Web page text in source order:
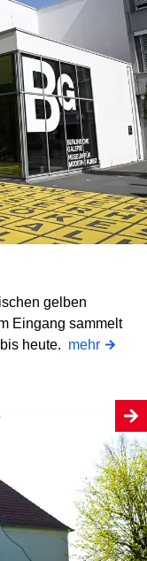
gelben
Eingang sammelt
heute. mehr